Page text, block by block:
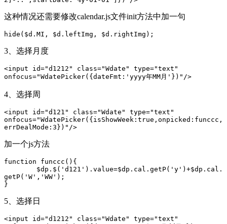
这种情况还需要修改calendar.js文件init方法中加一句
hide($d.MI, $d.leftImg, $d.rightImg);
3、选择月度
<input id="d1212" class="Wdate" type="text"
οnfοcus="WdatePicker({dateFmt:'yyyy年MM月'})"/>
4、选择周
<input id="d121" class="Wdate" type="text"
οnfοcus="WdatePicker({isShowWeek:true,onpicked:funccc,
errDealMode:3})"/>
加一个js方法
function funccc(){
getP('W','WW');
}
5、选择日
<input id="d1212" class="Wdate" type="text"